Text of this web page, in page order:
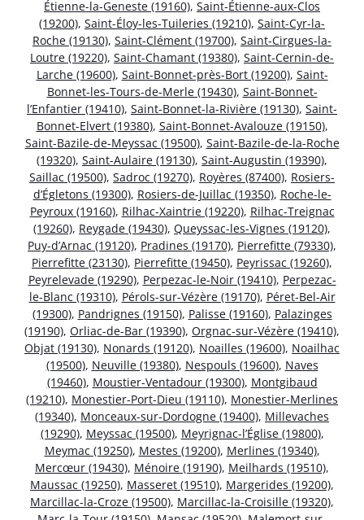
Étienne-la-Geneste (19160), Saint-Étienne-aux-Clos
(19200), Saint-Éloy-les-Tuileries (19210), Saint-Cyr-la-
Roche (19130), Saint-Clément (19700), Saint-Cirgues-la-
Loutre (19220), Saint-Chamant (19380), Saint-Cernin-de-
Larche (19600), Saint-Bonnet-près-Bort (19200), Saint-
Bonnet-les-Tours-de-Merle (19430), Saint-Bonnet-
l’Enfantier (19410), Saint-Bonnet-la-Rivière (19130), Saint-
Bonnet-Elvert (19380), Saint-Bonnet-Avalouze (19150),
Saint-Bazile-de-Meyssac (19500), Saint-Bazile-de-la-Roche
(19320), Saint-Aulaire (19130), Saint-Augustin (19390),
Saillac (19500), Sadroc (19270), Royères (87400), Rosiers-
d’Égletons (19300), Rosiers-de-Juillac (19350), Roche-le-
Peyroux (19160), Rilhac-Xaintrie (19220), Rilhac-Treignac
(19260), Reygade (19430), Queyssac-les-Vignes (19120),
Puy-d’Arnac (19120), Pradines (19170), Pierrefitte (79330),
Pierrefitte (23130), Pierrefitte (19450), Peyrissac (19260),
Peyrelevade (19290), Perpezac-le-Noir (19410), Perpezac-
le-Blanc (19310), Pérols-sur-Vézère (19170), Péret-Bel-Air
(19300), Pandrignes (19150), Palisse (19160), Palazinges
(19190), Orliac-de-Bar (19390), Orgnac-sur-Vézère (19410),
Objat (19130), Nonards (19120), Noailles (19600), Noailhac
(19500), Neuville (19380), Nespouls (19600), Naves
(19460), Moustier-Ventadour (19300), Montgibaud
(19210), Monestier-Port-Dieu (19110), Monestier-Merlines
(19340), Monceaux-sur-Dordogne (19400), Millevaches
(19290), Meyssac (19500), Meyrignac-l’Église (19800),
Meymac (19250), Mestes (19200), Merlines (19340),
Mercœur (19430), Ménoire (19190), Meilhards (19510),
Maussac (19250), Masseret (19510), Margerides (19200),
Marcillac-la-Croze (19500), Marcillac-la-Croisille (19320),